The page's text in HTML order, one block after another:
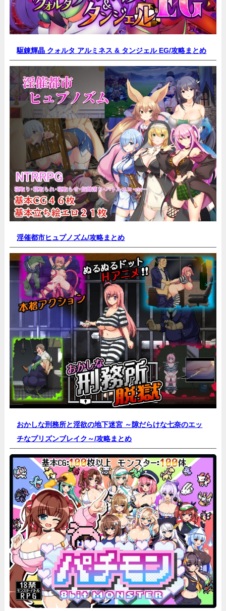
駆錬輝晶 クォルタ アルミネス & タンジェル EG/攻略まとめ
淫催都市ヒュプノズム/攻略まとめ
おかしな刑務所と淫欲の地下迷宮 ～隙だらけな七奈のエッ
チなプリズンブレイク～/攻略まとめ